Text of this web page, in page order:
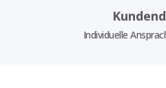
Individuelle